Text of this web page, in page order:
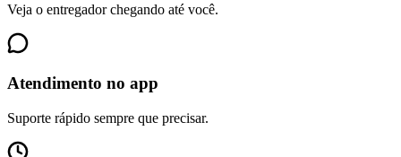
Veja o entregador chegando até você.
Atendimento no app
Suporte rápido sempre que precisar.